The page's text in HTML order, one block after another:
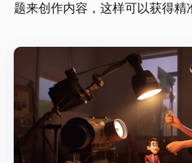
题来创作内容，这样可以获得精